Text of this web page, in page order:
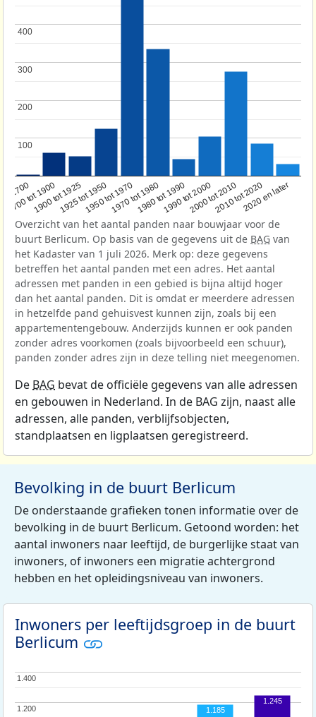
1700
1700 tot 1900
1900 tot 19251925 tot 19501950 tot 19701970 tot 19801980 tot 19901990 tot 20002000 tot 20102010 tot 20202020 en later
100
100
200
200
300
300
400
400
Overzicht van het aantal panden naar bouwjaar voor de
buurt Berlicum. Op basis van de gegevens uit de BAG van
het Kadaster van 1 juli 2026. Merk op: deze gegevens
betreffen het aantal panden met een adres. Het aantal
adressen met panden in een gebied is bijna altijd hoger
dan het aantal panden. Dit is omdat er meerdere adressen
in hetzelfde pand gehuisvest kunnen zijn, zoals bij een
appartementengebouw. Anderzijds kunnen er ook panden
zonder adres voorkomen (zoals bijvoorbeeld een schuur),
panden zonder adres zijn in deze telling niet meegenomen.
De BAG bevat de officiële gegevens van alle adressen
en gebouwen in Nederland. In de BAG zijn, naast alle
adressen, alle panden, verblijfsobjecten,
standplaatsen en ligplaatsen geregistreerd.
Bevolking in de buurt Berlicum
De onderstaande grafieken tonen informatie over de
bevolking in de buurt Berlicum. Getoond worden: het
aantal inwoners naar leeftijd, de burgerlijke staat van
inwoners, of inwoners een migratie achtergrond
hebben en het opleidingsniveau van inwoners.
Inwoners per leeftijdsgroep in de buurt
Berlicum
1.200
1.200
1.400
1.400
1.185
1.245